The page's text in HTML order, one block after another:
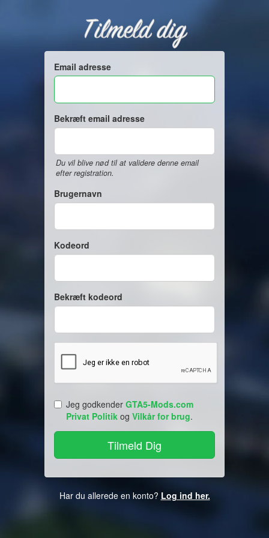
Tilmeld dig
Email adresse
Bekræft email adresse
Du vil blive nød til at validere denne email
efter registration.
Brugernavn
Kodeord
Bekræft kodeord
Jeg godkender GTA5-Mods.com
Privat Politik og Vilkår for brug.
Har du allerede en konto? Log ind her.